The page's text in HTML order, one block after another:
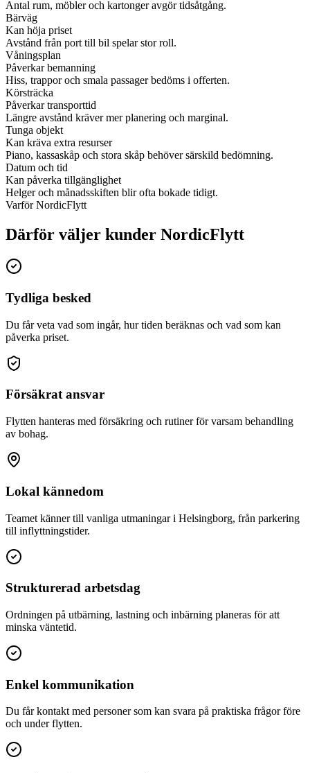
Antal rum, möbler och kartonger avgör tidsåtgång.
Bärväg
Kan höja priset
Avstånd från port till bil spelar stor roll.
Våningsplan
Påverkar bemanning
Hiss, trappor och smala passager bedöms i offerten.
Körsträcka
Påverkar transporttid
Längre avstånd kräver mer planering och marginal.
Tunga objekt
Kan kräva extra resurser
Piano, kassaskåp och stora skåp behöver särskild bedömning.
Datum och tid
Kan påverka tillgänglighet
Helger och månadsskiften blir ofta bokade tidigt.
Varför NordicFlytt
Därför väljer kunder NordicFlytt
Tydliga besked
Du får veta vad som ingår, hur tiden beräknas och vad som kan
påverka priset.
Försäkrat ansvar
Flytten hanteras med försäkring och rutiner för varsam behandling
av bohag.
Lokal kännedom
Teamet känner till vanliga utmaningar i Helsingborg, från parkering
till inflyttningstider.
Strukturerad arbetsdag
Ordningen på utbärning, lastning och inbärning planeras för att
minska väntetid.
Enkel kommunikation
Du får kontakt med personer som kan svara på praktiska frågor före
och under flytten.